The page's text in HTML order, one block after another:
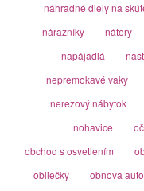
náhradné diely na
nárazníky
nátery
napájadlá
nepremokavé vaky
nerezový nábytok
nohavice
obchod s osvetlením
obliečky
obnova